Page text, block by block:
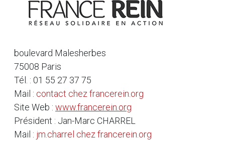
boulevard Malesherbes
75008 Paris
Tél. : 01 55 27 37 75
Mail : contact chez francerein.org
Site Web : www.francerein.org
Président : Jan-Marc CHARREL
Mail : jm.charrel chez francerein.org